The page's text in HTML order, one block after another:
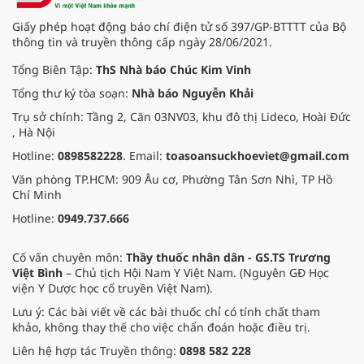
Giấy phép hoạt động báo chí điện tử số 397/GP-BTTTT của Bộ
thông tin và truyền thông cấp ngày 28/06/2021.
Tổng Biên Tập: ThS Nhà báo Chúc Kim Vinh
Tổng thư ký tòa soạn: Nhà báo Nguyễn Khải
Trụ sở chính: Tầng 2, Căn 03NV03, khu đô thị Lideco, Hoài Đức
, Hà Nội
Hotline: 0898582228. Email: toasoansuckhoeviet@gmail.com
Văn phòng TP.HCM: 909 Âu cơ, Phường Tân Sơn Nhì, TP Hồ
Chí Minh
Hotline: 0949.737.666
Cố vấn chuyên môn: Thầy thuốc nhân dân - GS.TS Trương
Việt Bình – Chủ tịch Hội Nam Y Việt Nam. (Nguyên GĐ Học
viện Y Dược học cổ truyền Việt Nam).
Lưu ý: Các bài viết về các bài thuốc chỉ có tính chất tham
khảo, không thay thế cho việc chẩn đoán hoặc điều trị.
Liên hệ hợp tác Truyền thông: 0898 582 228